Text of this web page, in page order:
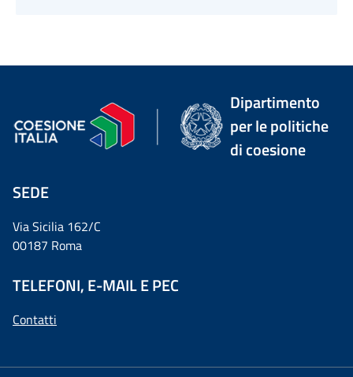
Dipartimento
per le politiche
di coesione
SEDE
Via Sicilia 162/C
00187 Roma
TELEFONI, E-MAIL E PEC
Contatti